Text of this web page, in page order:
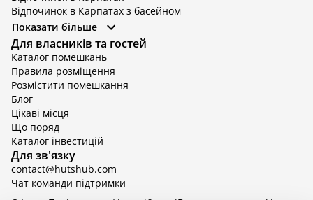
Відпочинок в Карпатах з басейном
Відпочинок в Київській області
Відпочинок в Київській області з басейном
Відпочинок в Тернопільській області
Відпочинок у Вінницькій області
Відпочинок в Яремче
Відпочинок у Львівській області з басейном
Відпочинок з басейном в Тернопільській області
Показати більше
Для власників та гостей
Каталог помешкань
Правила розміщення
Розмістити помешкання
Блог
Цікаві місця
Що поряд
Каталог інвестицій
Для зв'язку
contact@hutshub.com
Чат команди підтримки